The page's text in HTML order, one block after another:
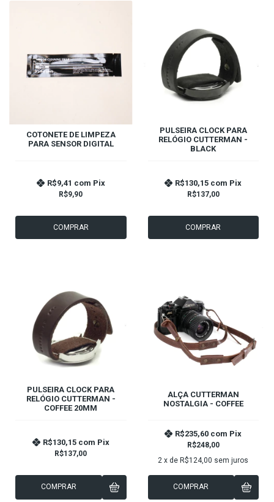
COTONETE DE LIMPEZA
PARA SENSOR DIGITAL
R$9,90
R$9,41 com Pix
COMPRAR
PULSEIRA CLOCK PARA
RELÓGIO CUTTERMAN -
BLACK
R$137,00
R$130,15 com Pix
COMPRAR
PULSEIRA CLOCK PARA
RELÓGIO CUTTERMAN -
COFFEE 20MM
R$137,00
R$130,15 com Pix
COMPRAR
ALÇA CUTTERMAN
NOSTALGIA - COFFEE
R$248,00
R$235,60 com Pix
2 x de R$124,00 sem juros
COMPRAR